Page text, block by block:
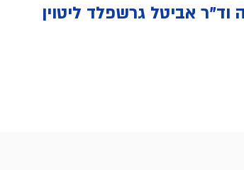
וד"ר אביטל גרשפלד ליטוין